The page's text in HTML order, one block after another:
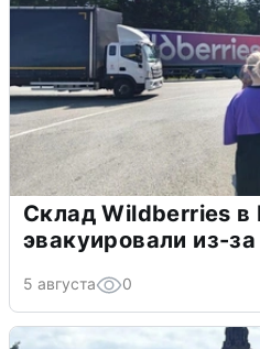
Склад Wildberries в
эвакуировали из-
5 августа 0